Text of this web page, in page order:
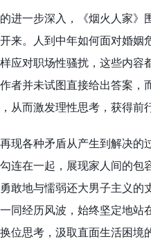
进一步深入，《烟火人家
来。人到中年如何面对婚
应对职场性骚扰，这些内
者并未试图直接给出答案
从而激发理性思考，获得前
现各种矛盾从产生到解决
连在一起，展现家人间的
敢地与懦弱还大男子主义
同经历风波，始终坚定地
位思考，汲取直面生活困境